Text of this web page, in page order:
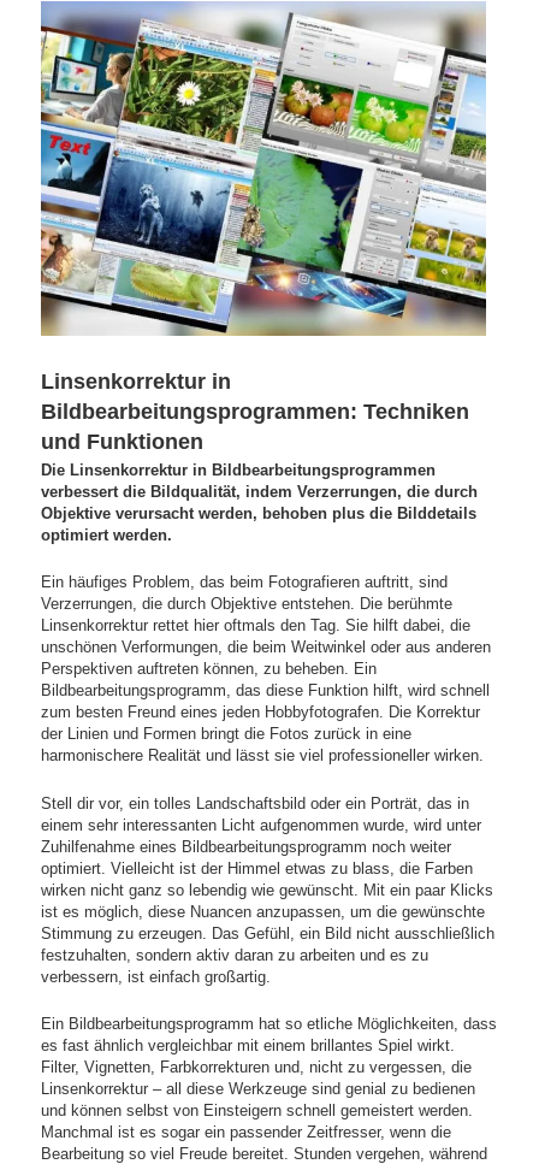
Linsenkorrektur in
Bildbearbeitungsprogrammen: Techniken
und Funktionen
Die Linsenkorrektur in Bildbearbeitungsprogrammen
verbessert die Bildqualität, indem Verzerrungen, die durch
Objektive verursacht werden, behoben plus die Bilddetails
optimiert werden.
Ein häufiges Problem, das beim Fotografieren auftritt, sind
Verzerrungen, die durch Objektive entstehen. Die berühmte
Linsenkorrektur rettet hier oftmals den Tag. Sie hilft dabei, die
unschönen Verformungen, die beim Weitwinkel oder aus anderen
Perspektiven auftreten können, zu beheben. Ein
Bildbearbeitungsprogramm, das diese Funktion hilft, wird schnell
zum besten Freund eines jeden Hobbyfotografen. Die Korrektur
der Linien und Formen bringt die Fotos zurück in eine
harmonischere Realität und lässt sie viel professioneller wirken.
Stell dir vor, ein tolles Landschaftsbild oder ein Porträt, das in
einem sehr interessanten Licht aufgenommen wurde, wird unter
Zuhilfenahme eines Bildbearbeitungsprogramm noch weiter
optimiert. Vielleicht ist der Himmel etwas zu blass, die Farben
wirken nicht ganz so lebendig wie gewünscht. Mit ein paar Klicks
ist es möglich, diese Nuancen anzupassen, um die gewünschte
Stimmung zu erzeugen. Das Gefühl, ein Bild nicht ausschließlich
festzuhalten, sondern aktiv daran zu arbeiten und es zu
verbessern, ist einfach großartig.
Ein Bildbearbeitungsprogramm hat so etliche Möglichkeiten, dass
es fast ähnlich vergleichbar mit einem brillantes Spiel wirkt.
Filter, Vignetten, Farbkorrekturen und, nicht zu vergessen, die
Linsenkorrektur – all diese Werkzeuge sind genial zu bedienen
und können selbst von Einsteigern schnell gemeistert werden.
Manchmal ist es sogar ein passender Zeitfresser, wenn die
Bearbeitung so viel Freude bereitet. Stunden vergehen, während